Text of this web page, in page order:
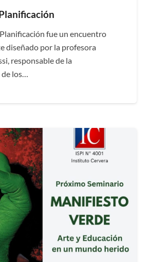
fue un encuentro
diseñado por la profesora
responsable de la
los…